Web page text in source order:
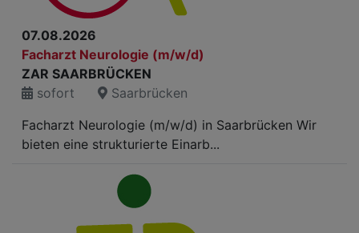
07.08.2026
Facharzt Neurologie (m/w/d)
ZAR SAARBRÜCKEN
sofort
Saarbrücken
Facharzt Neurologie (m/w/d) in Saarbrücken Wir
bieten eine strukturierte Einarb...